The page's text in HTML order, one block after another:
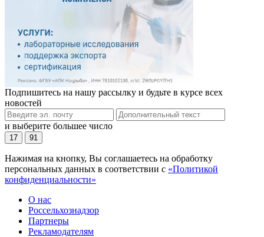
Подпишитесь на нашу рассылку и будьте в курсе всех
новостей
и выберите большее число
17 91
Нажимая на кнопку, Вы соглашаетесь на обработку
персональных данных в соответствии с «Политикой
конфиденциальности»
О нас
Россельхознадзор
Партнеры
Рекламодателям